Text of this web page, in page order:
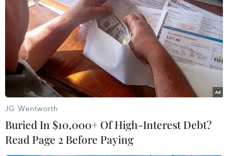
#Tổng Bí thư Tập Cận Bình
#Đảng Cộng sản Trung Quốc
#Đại hội Đại biểu toàn quốc
Trung Quốc
Theo dõi VietnamPlus
JG Wentworth
Buried In $10,000+ Of High-Interest Debt?
Read Page 2 Before Paying